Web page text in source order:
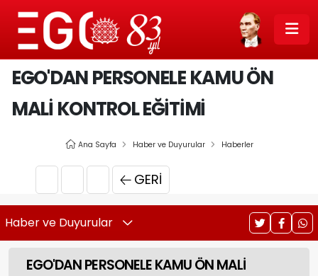
EGO'DAN PERSONELE KAMU ÖN
MALİ KONTROL EĞİTİMİ
Ana Sayfa Haber ve Duyurular Haberler
GERI
Haber ve Duyurular
EGO'DAN PERSONELE KAMU ÖN MALİ